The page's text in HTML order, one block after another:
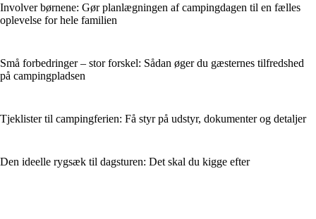
Involver børnene: Gør planlægningen af campingdagen til en fælles
oplevelse for hele familien
Små forbedringer – stor forskel: Sådan øger du gæsternes tilfredshed
på campingpladsen
Tjeklister til campingferien: Få styr på udstyr, dokumenter og detaljer
Den ideelle rygsæk til dagsturen: Det skal du kigge efter